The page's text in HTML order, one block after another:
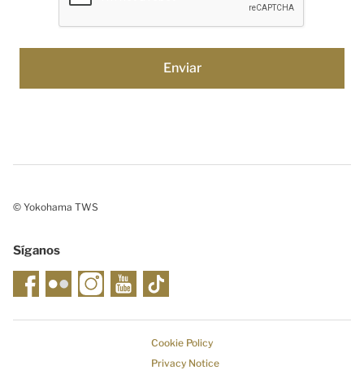
© Yokohama TWS
Síganos
Cookie Policy
Privacy Notice